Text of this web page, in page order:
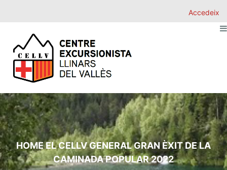
Accedeix
HOMEEL CELLVGENERALGRAN ÈXIT DE LA
CAMINADA POPULAR 2022